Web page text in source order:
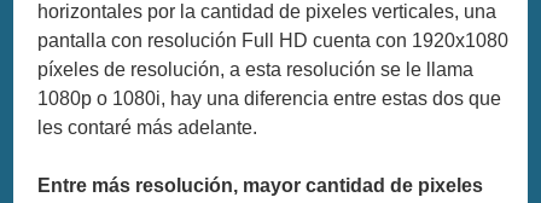
horizontales por la cantidad de pixeles verticales, una
pantalla con resolución Full HD cuenta con 1920x1080
píxeles de resolución, a esta resolución se le llama
1080p o 1080i, hay una diferencia entre estas dos que
les contaré más adelante.
Entre más resolución, mayor cantidad de pixeles